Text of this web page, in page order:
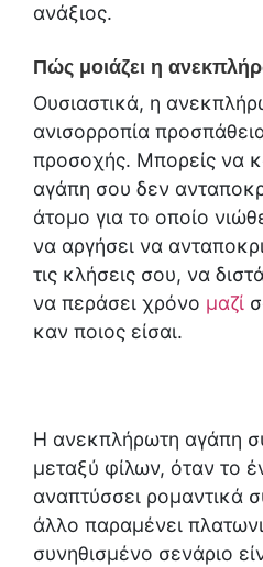
ανάξιος.
Πώς μοιάζει η
Ουσιαστικά, η
ανισορροπία
προσοχής. Μπορείς να
αγάπη σου δεν
άτομο για το οποίο
να αργήσει να
τις κλήσεις σου, να
να περάσει χρόνο μαζί
καν ποιος είσαι.
Η ανεκπλήρωτη αγάπη
μεταξύ φίλων, όταν το
αναπτύσσει ρομαντικά
άλλο παραμένει
συνηθισμένο σενάριο